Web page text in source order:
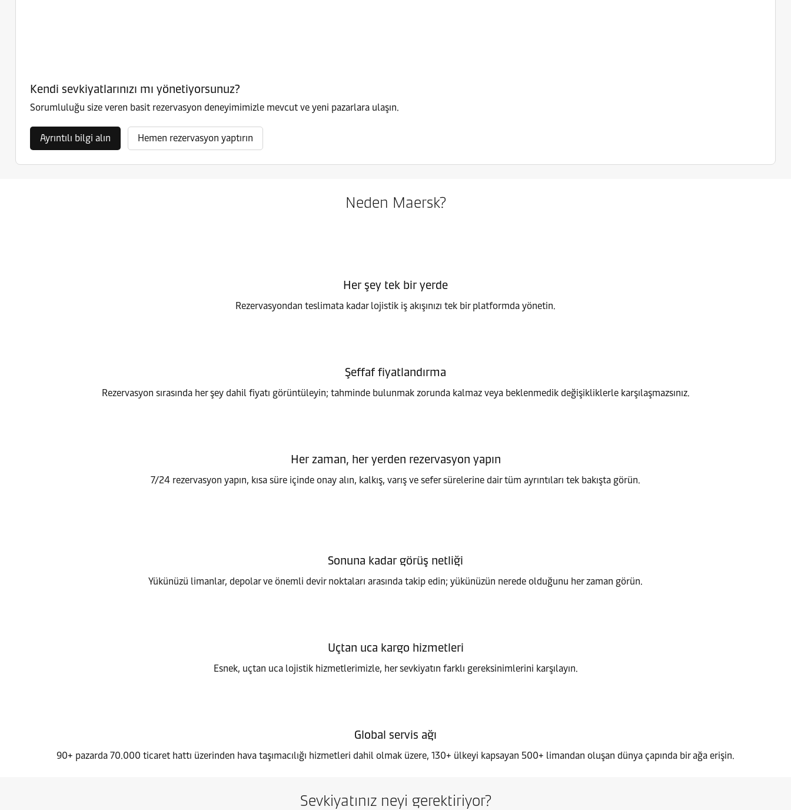
Kendi sevkiyatlarınızı mı yönetiyorsunuz?
Sorumluluğu size veren basit rezervasyon deneyimimizle mevcut ve yeni pazarlara ulaşın.
Ayrıntılı bilgi alın Hemen rezervasyon yaptırın
Neden Maersk?
Her şey tek bir yerde
Rezervasyondan teslimata kadar lojistik iş akışınızı tek bir platformda yönetin.
Şeffaf fiyatlandırma
Rezervasyon sırasında her şey dahil fiyatı görüntüleyin; tahminde bulunmak zorunda kalmaz veya beklenmedik değişikliklerle karşılaşmazsınız.
Her zaman, her yerden rezervasyon yapın
7/24 rezervasyon yapın, kısa süre içinde onay alın, kalkış, varış ve sefer sürelerine dair tüm ayrıntıları tek bakışta görün.
Sonuna kadar görüş netliği
Yükünüzü limanlar, depolar ve önemli devir noktaları arasında takip edin; yükünüzün nerede olduğunu her zaman görün.
Uçtan uca kargo hizmetleri
Esnek, uçtan uca lojistik hizmetlerimizle, her sevkiyatın farklı gereksinimlerini karşılayın.
Global servis ağı
90+ pazarda 70.000 ticaret hattı üzerinden hava taşımacılığı hizmetleri dahil olmak üzere, 130+ ülkeyi kapsayan 500+ limandan oluşan dünya çapında bir ağa erişin.
Sevkiyatınız neyi gerektiriyor?